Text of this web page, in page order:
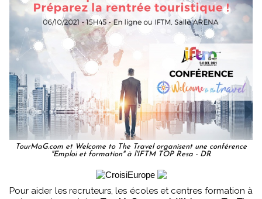
TourMaG.com et Welcome to The Travel organisent une conférence
"Emploi et formation" à l'IFTM TOP Resa - DR
Pour aider les recruteurs, les écoles et centres formation à